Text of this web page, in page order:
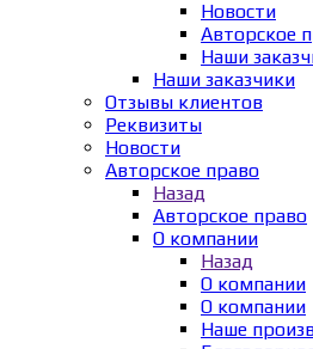
Новости
Авторское
Наши
Наши заказчики
Отзывы клиентов
Реквизиты
Новости
Авторское право
Назад
Авторское право
О компании
Назад
О компании
О компании
Наше